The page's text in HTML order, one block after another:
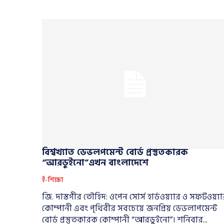
বিশ্বখ্যাত ডেভলপমেন্ট বোর্ড প্রস্তুতকারক
“আরডুইনো”এখন বাংলাদেশে
ই-শিক্ষা
জি. দাস্তগীর তৌহিদ: ওপেন সোর্স হার্ডওয়্যার ও
কোম্পানী এবং পৃথিবীর সবচেয়ে জনপ্রিয় ডেভলাপমেন্ট
বোর্ড প্রস্তুতকারক কোম্পানী “আরডুইনো”। শনিবার...